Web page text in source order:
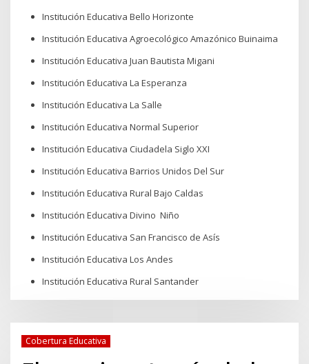
Institución Educativa Bello Horizonte
Institución Educativa Agroecológico Amazónico Buinaima
Institución Educativa Juan Bautista Migani
Institución Educativa La Esperanza
Institución Educativa La Salle
Institución Educativa Normal Superior
Institución Educativa Ciudadela Siglo XXI
Institución Educativa Barrios Unidos Del Sur
Institución Educativa Rural Bajo Caldas
Institución Educativa Divino Niño
Institución Educativa San Francisco de Asís
Institución Educativa Los Andes
Institución Educativa Rural Santander
Cobertura Educativa